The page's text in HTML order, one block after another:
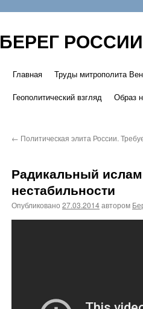
БЕРЕГ РОССИИ
Перейти
Главная Труды митрополита
Геополитический взгляд
Образ
← Политическая элита России.
Радикальный
нестабильности
Опубликовано 27.03.2014автором